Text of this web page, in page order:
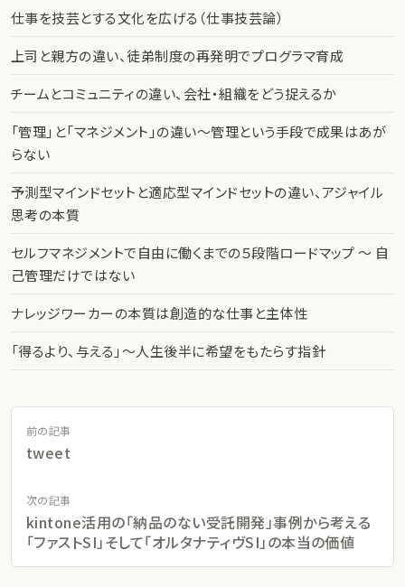
仕事を技芸とする文化を広げる（仕事技芸論）
上司と親方の違い、徒弟制度の再発明でプログラマ育成
チームとコミュニティの違い、会社・組織をどう捉えるか
「管理」と「マネジメント」の違い〜管理という手段で成果はあが
らない
予測型マインドセットと適応型マインドセットの違い、アジャイル
思考の本質
セルフマネジメントで自由に働くまでの５段階ロードマップ 〜 自
己管理だけではない
ナレッジワーカーの本質は創造的な仕事と主体性
「得るより、与える」〜人生後半に希望をもたらす指針
前の記事
tweet
次の記事
kintone活用の「納品のない受託開発」事例から考える
「ファストSI」そして「オルタナティヴSI」の本当の価値